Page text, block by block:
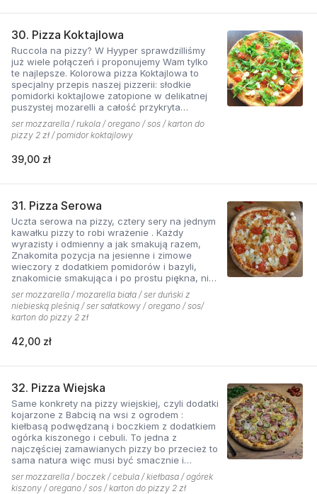
30. Pizza Koktajlowa
Ruccola na pizzy? W Hyyper sprawdzilliśmy
już wiele połączeń i proponujemy Wam tylko
te najlepsze. Kolorowa pizza Koktajlowa to
specjalny przepis naszej pizzerii: słodkie
pomidorki koktajlowe zatopione w delikatnej
puszystej mozarelli a całość przykryta
ostrawą w smaku sałatą! To bardzo włoska w
smaku i wyglądzie pizza.
ser mozzarella / rukola / oregano / sos / karton do
pizzy 2 zł / pomidor koktajlowy
39,00 zł
31. Pizza Serowa
Uczta serowa na pizzy, cztery sery na jednym
kawałku pizzy to robi wrażenie . Każdy
wyrazisty i odmienny a jak smakują razem,
Znakomita pozycja na jesienne i zimowe
wieczory z dodatkiem pomidorów i bazyli,
znakomicie smakująca i po prostu piękna, nie
sposób się oprzeć pokusie .
ser mozzarella / mozarella biała / ser duński z
niebieską pleśnią / ser sałatkowy / oregano / sos/
karton do pizzy 2 zł
42,00 zł
32. Pizza Wiejska
Same konkrety na pizzy wiejskiej, czyli dodatki
kojarzone z Babcią na wsi z ogrodem :
kiełbasą podwędzaną i boczkiem z dodatkiem
ogórka kiszonego i cebuli. To jedna z
najczęściej zamawianych pizzy bo przecież to
sama natura więc musi być smacznie i
naturalne . Najlepsza jest z sosem ostrym
pomidorowym!
ser mozzarella / boczek / cebula / kiełbasa / ogórek
kiszony / oregano / sos / karton do pizzy 2 zł